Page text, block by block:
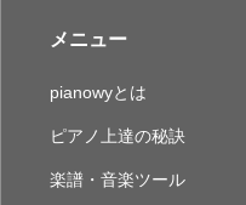
メニュー
pianowyとは
ピアノ上達の秘訣
楽譜・音楽ツール